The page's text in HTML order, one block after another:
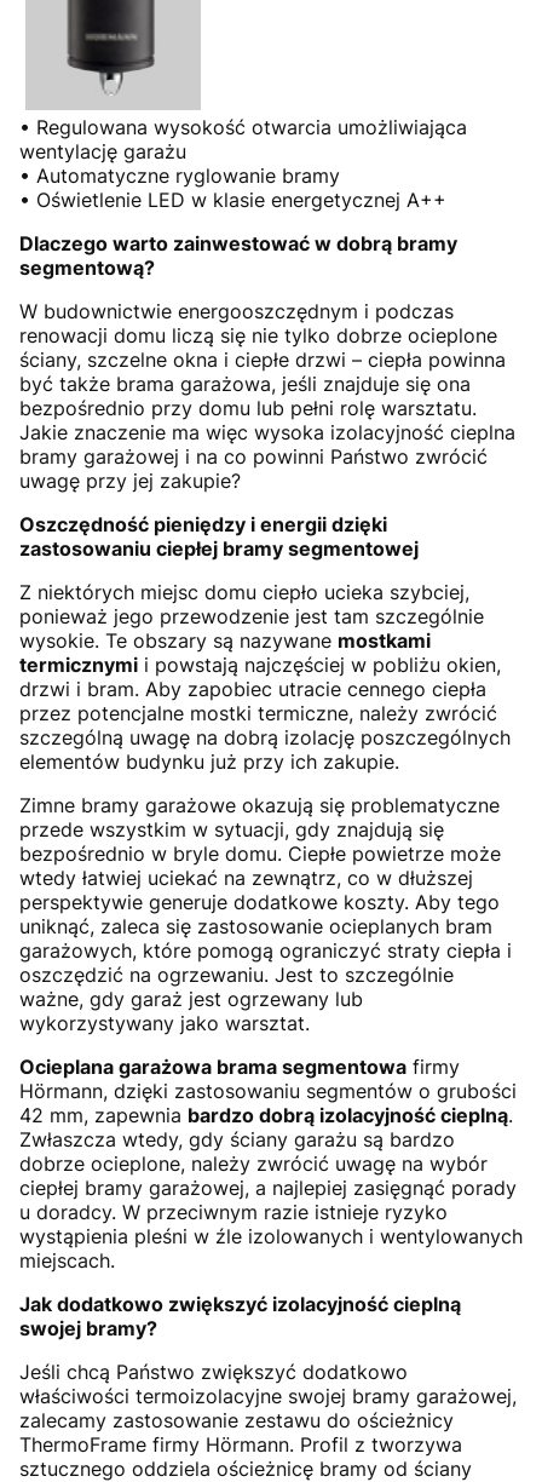
• Regulowana wysokość otwarcia umożliwiająca
wentylację garażu
• Automatyczne ryglowanie bramy
• Oświetlenie LED w klasie energetycznej A++
Dlaczego warto zainwestować w dobrą bramy
segmentową?
W budownictwie energooszczędnym i podczas
renowacji domu liczą się nie tylko dobrze ocieplone
ściany, szczelne okna i ciepłe drzwi – ciepła powinna
być także brama garażowa, jeśli znajduje się ona
bezpośrednio przy domu lub pełni rolę warsztatu.
Jakie znaczenie ma więc wysoka izolacyjność cieplna
bramy garażowej i na co powinni Państwo zwrócić
uwagę przy jej zakupie?
Oszczędność pieniędzy i energii dzięki
zastosowaniu ciepłej bramy segmentowej
Z niektórych miejsc domu ciepło ucieka szybciej,
ponieważ jego przewodzenie jest tam szczególnie
wysokie. Te obszary są nazywane mostkami
termicznymi i powstają najczęściej w pobliżu okien,
drzwi i bram. Aby zapobiec utracie cennego ciepła
przez potencjalne mostki termiczne, należy zwrócić
szczególną uwagę na dobrą izolację poszczególnych
elementów budynku już przy ich zakupie.
Zimne bramy garażowe okazują się problematyczne
przede wszystkim w sytuacji, gdy znajdują się
bezpośrednio w bryle domu. Ciepłe powietrze może
wtedy łatwiej uciekać na zewnątrz, co w dłuższej
perspektywie generuje dodatkowe koszty. Aby tego
uniknąć, zaleca się zastosowanie ocieplanych bram
garażowych, które pomogą ograniczyć straty ciepła i
oszczędzić na ogrzewaniu. Jest to szczególnie
ważne, gdy garaż jest ogrzewany lub
wykorzystywany jako warsztat.
Ocieplana garażowa brama segmentowa firmy
Hörmann, dzięki zastosowaniu segmentów o grubości
42 mm, zapewnia bardzo dobrą izolacyjność cieplną.
Zwłaszcza wtedy, gdy ściany garażu są bardzo
dobrze ocieplone, należy zwrócić uwagę na wybór
ciepłej bramy garażowej, a najlepiej zasięgnąć porady
u doradcy. W przeciwnym razie istnieje ryzyko
wystąpienia pleśni w źle izolowanych i wentylowanych
miejscach.
Jak dodatkowo zwiększyć izolacyjność cieplną
swojej bramy?
Jeśli chcą Państwo zwiększyć dodatkowo
właściwości termoizolacyjne swojej bramy garażowej,
zalecamy zastosowanie zestawu do ościeżnicy
ThermoFrame firmy Hörmann. Profil z tworzywa
sztucznego oddziela ościeżnicę bramy od ściany